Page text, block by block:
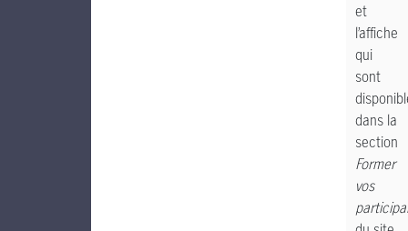
et
l’affiche
qui
sont
dans la
section
Former
vos